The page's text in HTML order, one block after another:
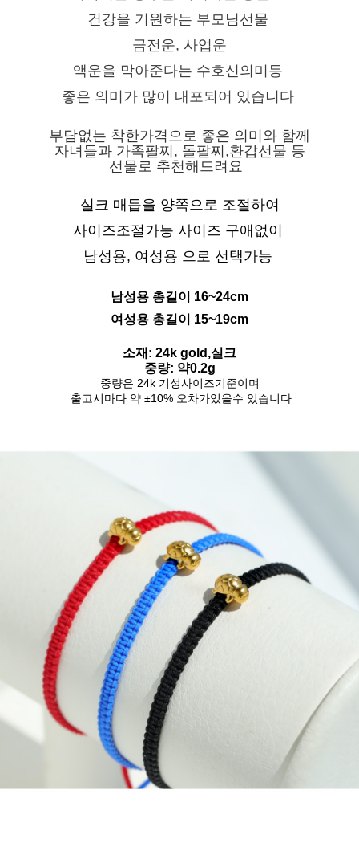
건강을 기원하는 부모님선물
금전운, 사업운
액운을 막아준다는 수호신의미등
좋은 의미가 많이 내포되어 있습니다
부담없는 착한가격으로 좋은 의미와 함께
자녀들과 가족팔찌, 돌팔찌,환갑선물 등
선물로 추천해드려요
실크 매듭을 양쪽으로 조절하여
사이즈조절가능 사이즈 구애없이
남성용, 여성용 으로 선택가능
남성용 총길이 16~24cm
여성용 총길이 15~19cm
소재: 24k gold,실크
중량: 약0.2g
중량은 24k 기성사이즈기준이며
출고시마다 약 ±10% 오차가있을수 있습니다